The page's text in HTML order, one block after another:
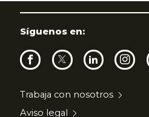
Trabaja con nosotros
Aviso legal
Síguenos en: